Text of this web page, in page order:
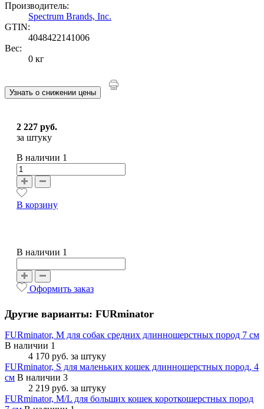
Производитель:
Spectrum Brands, Inc.
GTIN:
4048422141006
Вес:
0 кг
Узнать о снижении цены
2 227 руб.
за штуку
В наличии 1
В корзину
В наличии 1
Оформить заказ
Другие варианты: FURminator
FURminator, M для собак средних длинношерстных пород 7 см
В наличии 1
4 170 руб. за штуку
FURminator, S для маленьких кошек длинношерстных пород, 4
см В наличии 3
2 219 руб. за штуку
FURminator, M/L для больших кошек короткошерстных пород